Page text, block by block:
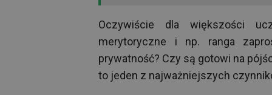
Oczywiście dla większości
merytoryczne i np. ranga
prywatność? Czy są gotowi na
to jeden z najważniejszych